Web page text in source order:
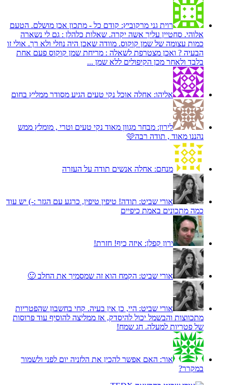
רוית גני מרקוביץ: קודם כל - מתכון אכן מושלם. הטעם
אלוהי. סחטיין עליך אשה יקרה. שאלות כלהלן : גם לי נשארה
כמות עצומה של שמן קוקוס. מוודה שאכן היה נוזלי ולא רך. אולי זו
הבעיה ? ואכן מצטרפת לשאלה : מריחת שמן קוקוס פעם אחת
בלבד ולאחר מכן הקיפולים ללא שמן ...
אליהו: אחלה אוכל נקי טעים הגיע מסודר ממליץ בחום
לירון: מבחר מגוון מאוד נקי טעים וטרי , מומלץ ממש
נהננו מאוד , תודה רבה🩷
מנחם: אחלה אנשים תודה על העזרה
אורי שביט: תודה! טיפין טיפין, כרגע עם הגזר :-) יש עוד
כמה מתכונים באמת כיפיים
ירון קפלן: איזה כיף! חזרת!
אורי שביט: הקמח הוא זה שמסמיך את החלב 🙂
אורי שביט: היי, כן אין בעיה. קחי בחשבון שהפטריות
מתכווצות והבשמל יכול להיסדק, אז ממליצה להוסיף עוד פרוסות
של פטריות למעלה. חג שמח!
אור: האם אפשר להכין את הלזניה יום לפני ולשמור
במקרר?